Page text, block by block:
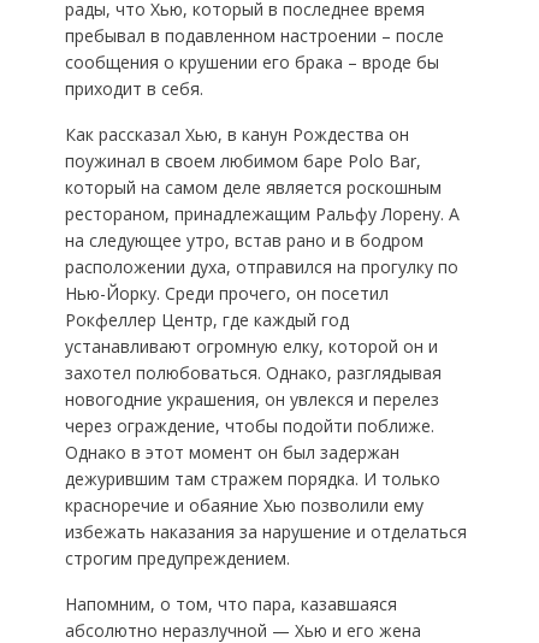
рады, что Хью, который в последнее время
пребывал в подавленном настроении – после
сообщения о крушении его брака – вроде бы
приходит в себя.
Как рассказал Хью, в канун Рождества он
поужинал в своем любимом баре Polo Bar,
который на самом деле является роскошным
рестораном, принадлежащим Ральфу Лорену. А
на следующее утро, встав рано и в бодром
расположении духа, отправился на прогулку по
Нью-Йорку. Среди прочего, он посетил
Рокфеллер Центр, где каждый год
устанавливают огромную елку, которой он и
захотел полюбоваться. Однако, разглядывая
новогодние украшения, он увлекся и перелез
через ограждение, чтобы подойти поближе.
Однако в этот момент он был задержан
дежурившим там стражем порядка. И только
красноречие и обаяние Хью позволили ему
избежать наказания за нарушение и отделаться
строгим предупреждением.
Напомним, о том, что пара, казавшаяся
абсолютно неразлучной — Хью и его жена